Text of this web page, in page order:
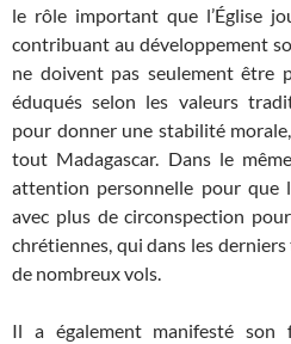
le rôle important que l’Église
contribuant au développement
ne doivent pas seulement être
éduqués selon les valeurs
pour donner une stabilité
tout Madagascar. Dans le
attention personnelle pour que
avec plus de circonspection
chrétiennes, qui dans les
de nombreux vols.
Il a également manifesté